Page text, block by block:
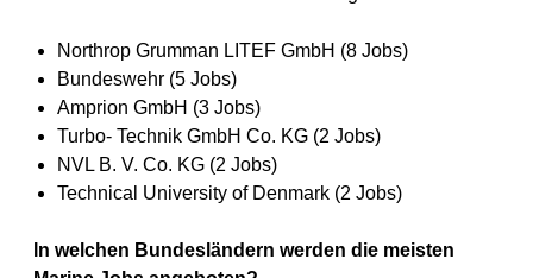
Northrop Grumman LITEF GmbH (8 Jobs)
Bundeswehr (5 Jobs)
Amprion GmbH (3 Jobs)
Turbo- Technik GmbH Co. KG (2 Jobs)
NVL B. V. Co. KG (2 Jobs)
Technical University of Denmark (2 Jobs)
In welchen Bundesländern werden die meisten